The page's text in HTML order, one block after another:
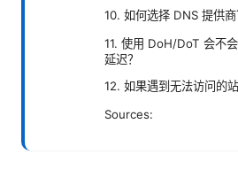
10. 如何选择 DNS 提供商
11. 使用 DoH/DoT 会不
延迟？
12. 如果遇到无法访问的
Sources: